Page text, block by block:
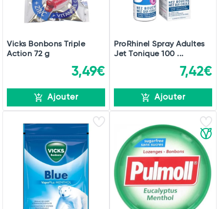
Vicks Bonbons Triple
Action 72 g
3,49€
Ajouter
ProRhinel Spray Adultes
Jet Tonique 100 ...
7,42€
Ajouter